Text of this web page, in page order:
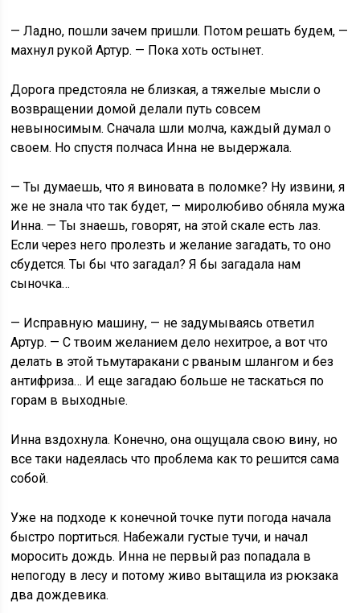
— Ладно, пошли зачем пришли. Потом решать будем, —
махнул рукой Артур. — Пока хоть остынет.
Дорога предстояла не близкая, а тяжелые мысли о
возвращении домой делали путь совсем
невыносимым. Сначала шли молча, каждый думал о
своем. Но спустя полчаса Инна не выдержала.
— Ты думаешь, что я виновата в поломке? Ну извини, я
же не знала что так будет, — миролюбиво обняла мужа
Инна. — Ты знаешь, говорят, на этой скале есть лаз.
Если через него пролезть и желание загадать, то оно
сбудется. Ты бы что загадал? Я бы загадала нам
сыночка…
— Исправную машину, — не задумываясь ответил
Артур. — С твоим желанием дело нехитрое, а вот что
делать в этой тьмутаракани с рваным шлангом и без
антифриза… И еще загадаю больше не таскаться по
горам в выходные.
Инна вздохнула. Конечно, она ощущала свою вину, но
все таки надеялась что проблема как то решится сама
собой.
Уже на подходе к конечной точке пути погода начала
быстро портиться. Набежали густые тучи, и начал
моросить дождь. Инна не первый раз попадала в
непогоду в лесу и потому живо вытащила из рюкзака
два дождевика.